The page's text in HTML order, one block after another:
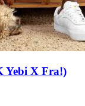
Yebi X Fra!)